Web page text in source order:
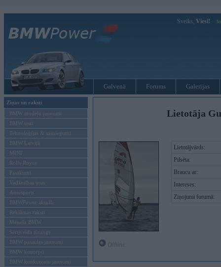
Sveiks, Viesi!
Galvenā Forums Galerijas
Ziņas un raksti
BMW modeļu jaunumi
BMW testi
Tehnoloģijas & sasniegumi
BMW Latvijā
MINI
Rolls-Royce
Pasākumi
Vadāmības tests
Autosports
BMWPower aktuāli
Reklāmas raksti
Mēneša BMW
Sērijveida tūnings
BMW pasaules jaunumi
BMW koncepti
BMW konkurentu jaunumi
Lietotāja
Lietotājvārds:
Pilsēta:
Braucu ar:
Intereses:
Ziņojumi forumā: